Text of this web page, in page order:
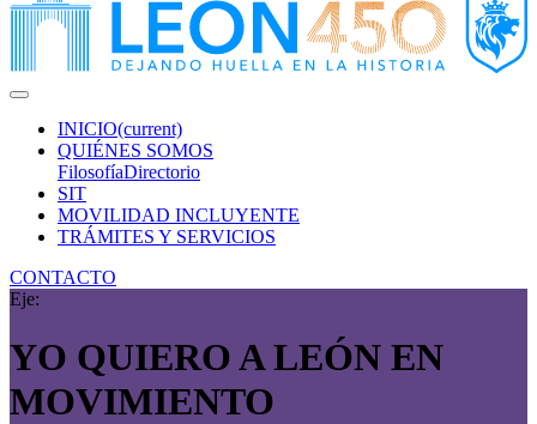
INICIO(current)
QUIÉNES SOMOS
FilosofíaDirectorio
SIT
MOVILIDAD INCLUYENTE
TRÁMITES Y SERVICIOS
CONTACTO
Eje:
YO QUIERO A LEÓN EN
MOVIMIENTO